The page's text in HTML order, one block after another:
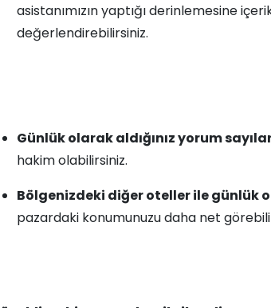
asistanımızın yaptığı derinlemesine
değerlendirebilirsiniz.
Günlük olarak aldığınız yorum
hakim olabilirsiniz.
Bölgenizdeki diğer oteller ile günlük
pazardaki konumunuzu daha net